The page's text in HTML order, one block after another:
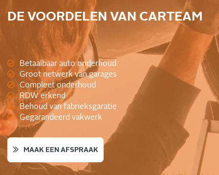
DE VOORDELEN VAN CARTEAM
Betaalbaar auto onderhoud
Groot netwerk van garages
Compleet onderhoud
RDW erkend
Behoud van fabrieksgaratie
Gegarandeerd vakwerk
MAAK EEN AFSPRAAK